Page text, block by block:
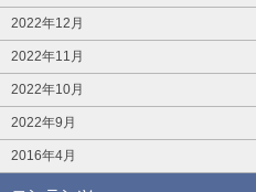
2022年12月
2022年11月
2022年10月
2022年9月
2016年4月